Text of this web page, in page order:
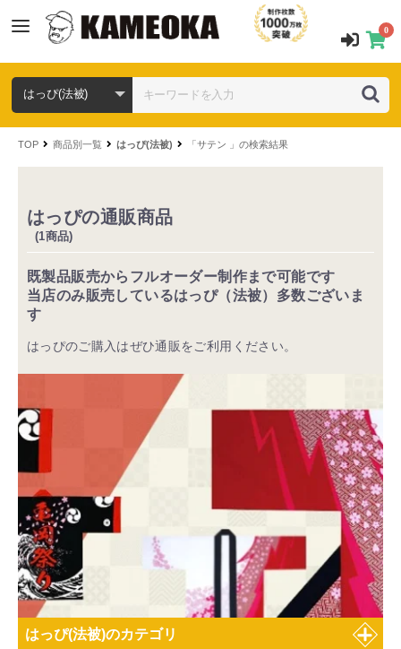
0
TOP 商品別一覧 はっぴ(法被) 「サテン 」の検索結果
はっぴの通販商品
(1商品)
既製品販売からフルオーダー制作まで可能です
当店のみ販売しているはっぴ（法被）多数ございま
す
はっぴのご購入はぜひ通販をご利用ください。
はっぴ(法被)のカテゴリ